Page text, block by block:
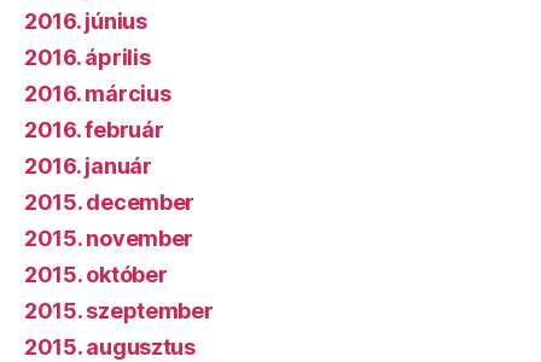
2016. június
2016. április
2016. március
2016. február
2016. január
2015. december
2015. november
2015. október
2015. szeptember
2015. augusztus